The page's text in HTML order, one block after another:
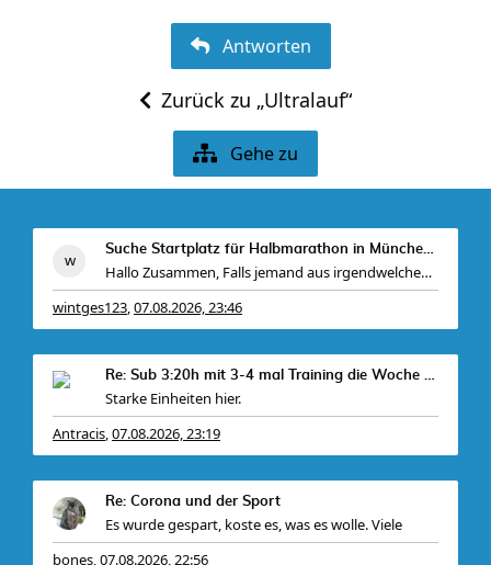
Antworten
Zurück zu „Ultralauf“
Gehe zu
Suche Startplatz für Halbmarathon in München am 11
Hallo Zusammen, Falls jemand aus irgendwelchen Gr
wintges123,07.08.2026, 23:46
Re: Sub 3:20h mit 3-4 mal Training die Woche machb
Starke Einheiten hier.
Bei mir gabs ein
Antracis,07.08.2026, 23:19
Re: Corona und der Sport
Es wurde gespart, koste es, was es wolle. Viele
bones,07.08.2026, 22:56